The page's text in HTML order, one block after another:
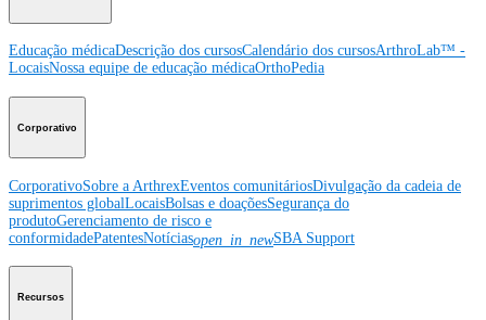
Educação médicaDescrição dos cursosCalendário dos cursosArthroLab™ -
LocaisNossa equipe de educação médicaOrthoPedia
Corporativo
CorporativoSobre a ArthrexEventos comunitáriosDivulgação da cadeia de
suprimentos globalLocaisBolsas e doaçõesSegurança do
produtoGerenciamento de risco e
conformidadePatentesNotíciasopen_in_newSBA Support
Recursos